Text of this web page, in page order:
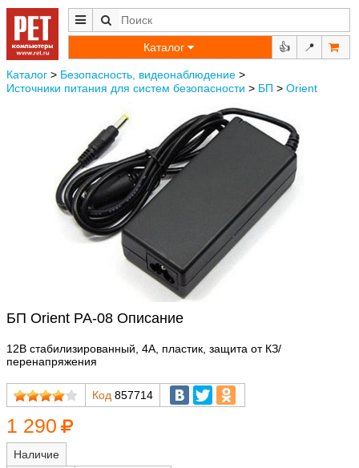
Каталог 👍 📍
Каталог > Безопасность, видеонаблюдение >
Источники питания для систем безопасности > БП > Orient
БП Orient PA-08 Описание
12В стабилизированный, 4А, пластик, защита от КЗ/
перенапряжения
Код 857714
1 290
Наличие